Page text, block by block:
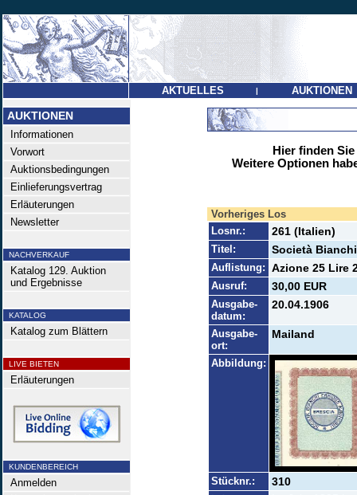
AKTUELLES | AUKTIONEN
AUKTIONEN
Informationen
Vorwort
Auktionsbedingungen
Einlieferungsvertrag
Erläuterungen
Newsletter
NACHVERKAUF
Katalog 129. Auktion
und Ergebnisse
KATALOG
Katalog zum Blättern
LIVE BIETEN
Erläuterungen
KUNDENBEREICH
Anmelden
Hier finden
Weitere Optionen
Vorheriges Los
Losnr.:
261 (Italien)
Titel: Società
Auflistung: Azione 25 Lire
Ausruf: 30,00 EUR
Ausgabe-
datum:
20.04.1906
Ausgabe-
ort:
Mailand
Abbildung:
Stücknr.: 310